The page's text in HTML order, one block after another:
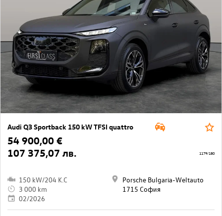
Audi Q3 Sportback 150 kW TFSI quattro
54 900,00 €
107 375,07 лв.
150 kW/204 K.C
3 000 km
02/2026
Porsche Bulgaria-Weltauto
1715 София
1179/180